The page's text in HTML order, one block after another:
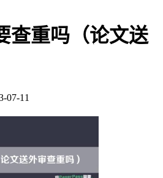
查重吗（论文送
07-11